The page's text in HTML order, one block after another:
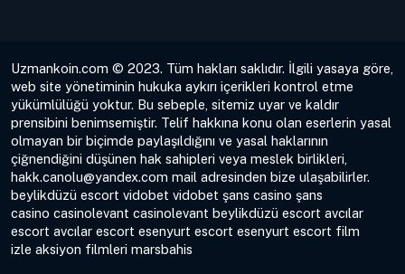
Uzmankoin.com © 2023. Tüm hakları saklıdır. İlgili yasaya göre,
web site yönetiminin hukuka aykırı içerikleri kontrol etme
yükümlülüğü yoktur. Bu sebeple, sitemiz uyar ve kaldır
prensibini benimsemiştir. Telif hakkına konu olan eserlerin yasal
olmayan bir biçimde paylaşıldığını ve yasal haklarının
çiğnendiğini düşünen hak sahipleri veya meslek birlikleri,
hakk.canolu@yandex.com mail adresinden bize ulaşabilirler.
beylikdüzü escort vidobet vidobet şans casino şans
casino casinolevant casinolevant beylikdüzü escort avcılar
escort avcılar escort esenyurt escort esenyurt escort film
izle aksiyon filmleri marsbahis